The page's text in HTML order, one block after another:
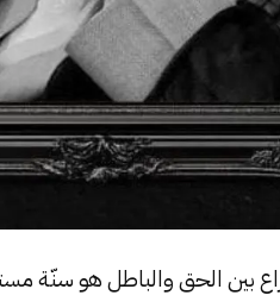
الحق والباطل هو سنّة